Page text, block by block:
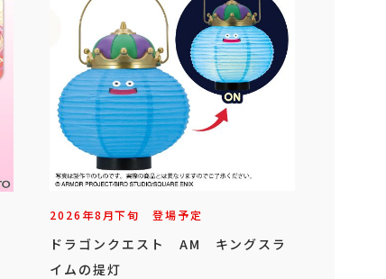
2026年8月下旬 登場予定
ドラゴンクエスト AM キングスラ
イムの提灯